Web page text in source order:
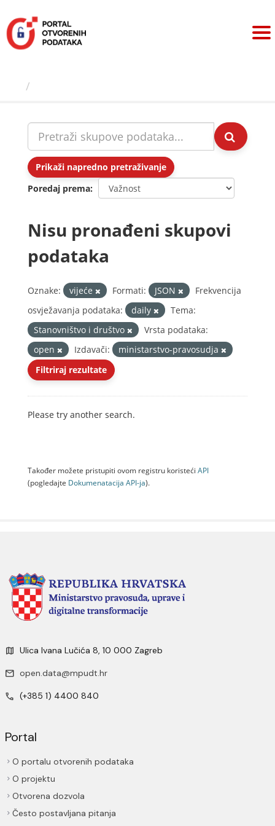
sadržaj
Prikaži napredno pretraživanje
Poredaj prema
Nisu pronađeni skupovi
podataka
Oznake: vijeće Formati: JSON
Frekvencija
osvježavanja podataka:
daily
Tema:
Stanovništvo i društvo
Vrsta podataka:
open
Izdavači:
ministarstvo-pravosudja
Filtriraj rezultate
Please try another search.
Također možete pristupiti ovom registru koristeći API
(pogledajte Dokumenаtаcijа API-jа).